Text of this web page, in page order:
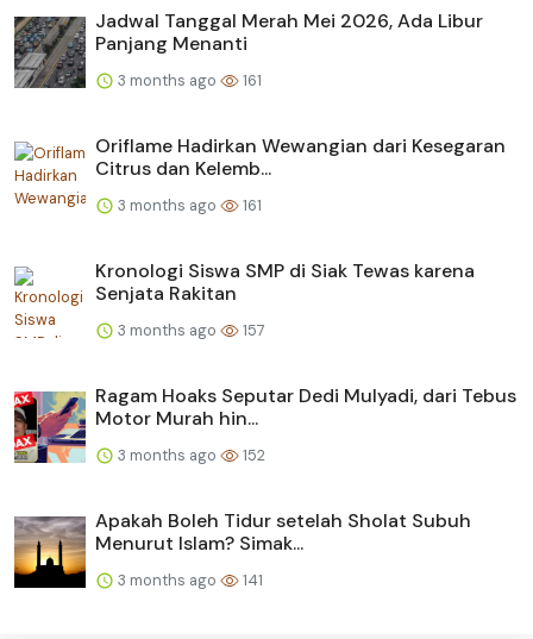
Jadwal Tanggal Merah Mei 2026, Ada Libur
Panjang Menanti
3 months ago 161
Oriflame Hadirkan Wewangian dari Kesegaran
Citrus dan Kelemb...
3 months ago 161
Kronologi Siswa SMP di Siak Tewas karena
Senjata Rakitan
3 months ago 157
Ragam Hoaks Seputar Dedi Mulyadi, dari Tebus
Motor Murah hin...
3 months ago 152
Apakah Boleh Tidur setelah Sholat Subuh
Menurut Islam? Simak...
3 months ago 141